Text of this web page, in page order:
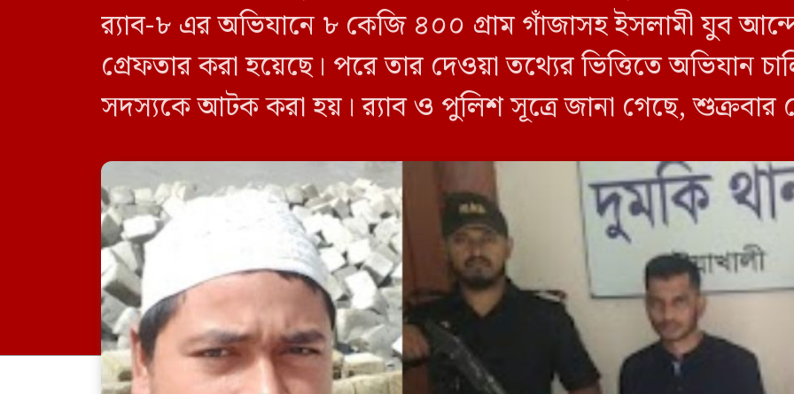
র‍্যাব-৮ এর অভিযানে ৮ কেজি ৪০০ গ্রাম গাঁজাসহ ইসলামী যুব
গ্রেফতার করা হয়েছে। পরে তার দেওয়া তথ্যের ভিত্তিতে অভিযান
সদস্যকে আটক করা হয়। র‍্যাব ও পুলিশ সূত্রে জানা গেছে, শুক্রবার
র‍্যাব-৮, সিপিসি-১ পটুয়াখালী ক্যাম্পের […]